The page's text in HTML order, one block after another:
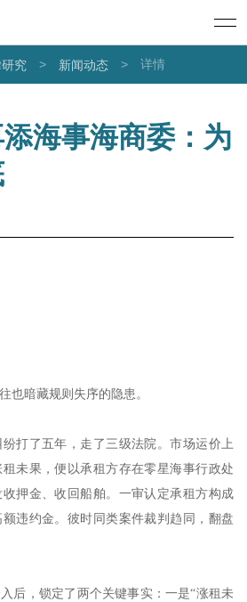
究 > 新闻动态 > 详情
海事海商委：为
也暗藏规则失序的隐患。
打了五年，走了三级法院。市场运价上
未果，便以承租方存在零星海事行政处
押金、收回船舶。一审认定承租方构成
违约金。彼时同类案件裁判趋同，翻盘
后，锁定了两个关键事实：一是“涨租未